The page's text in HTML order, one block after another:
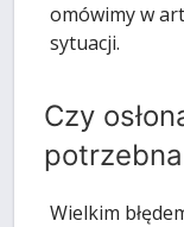
omówimy w
sytuacji.
Czy
Wielkim